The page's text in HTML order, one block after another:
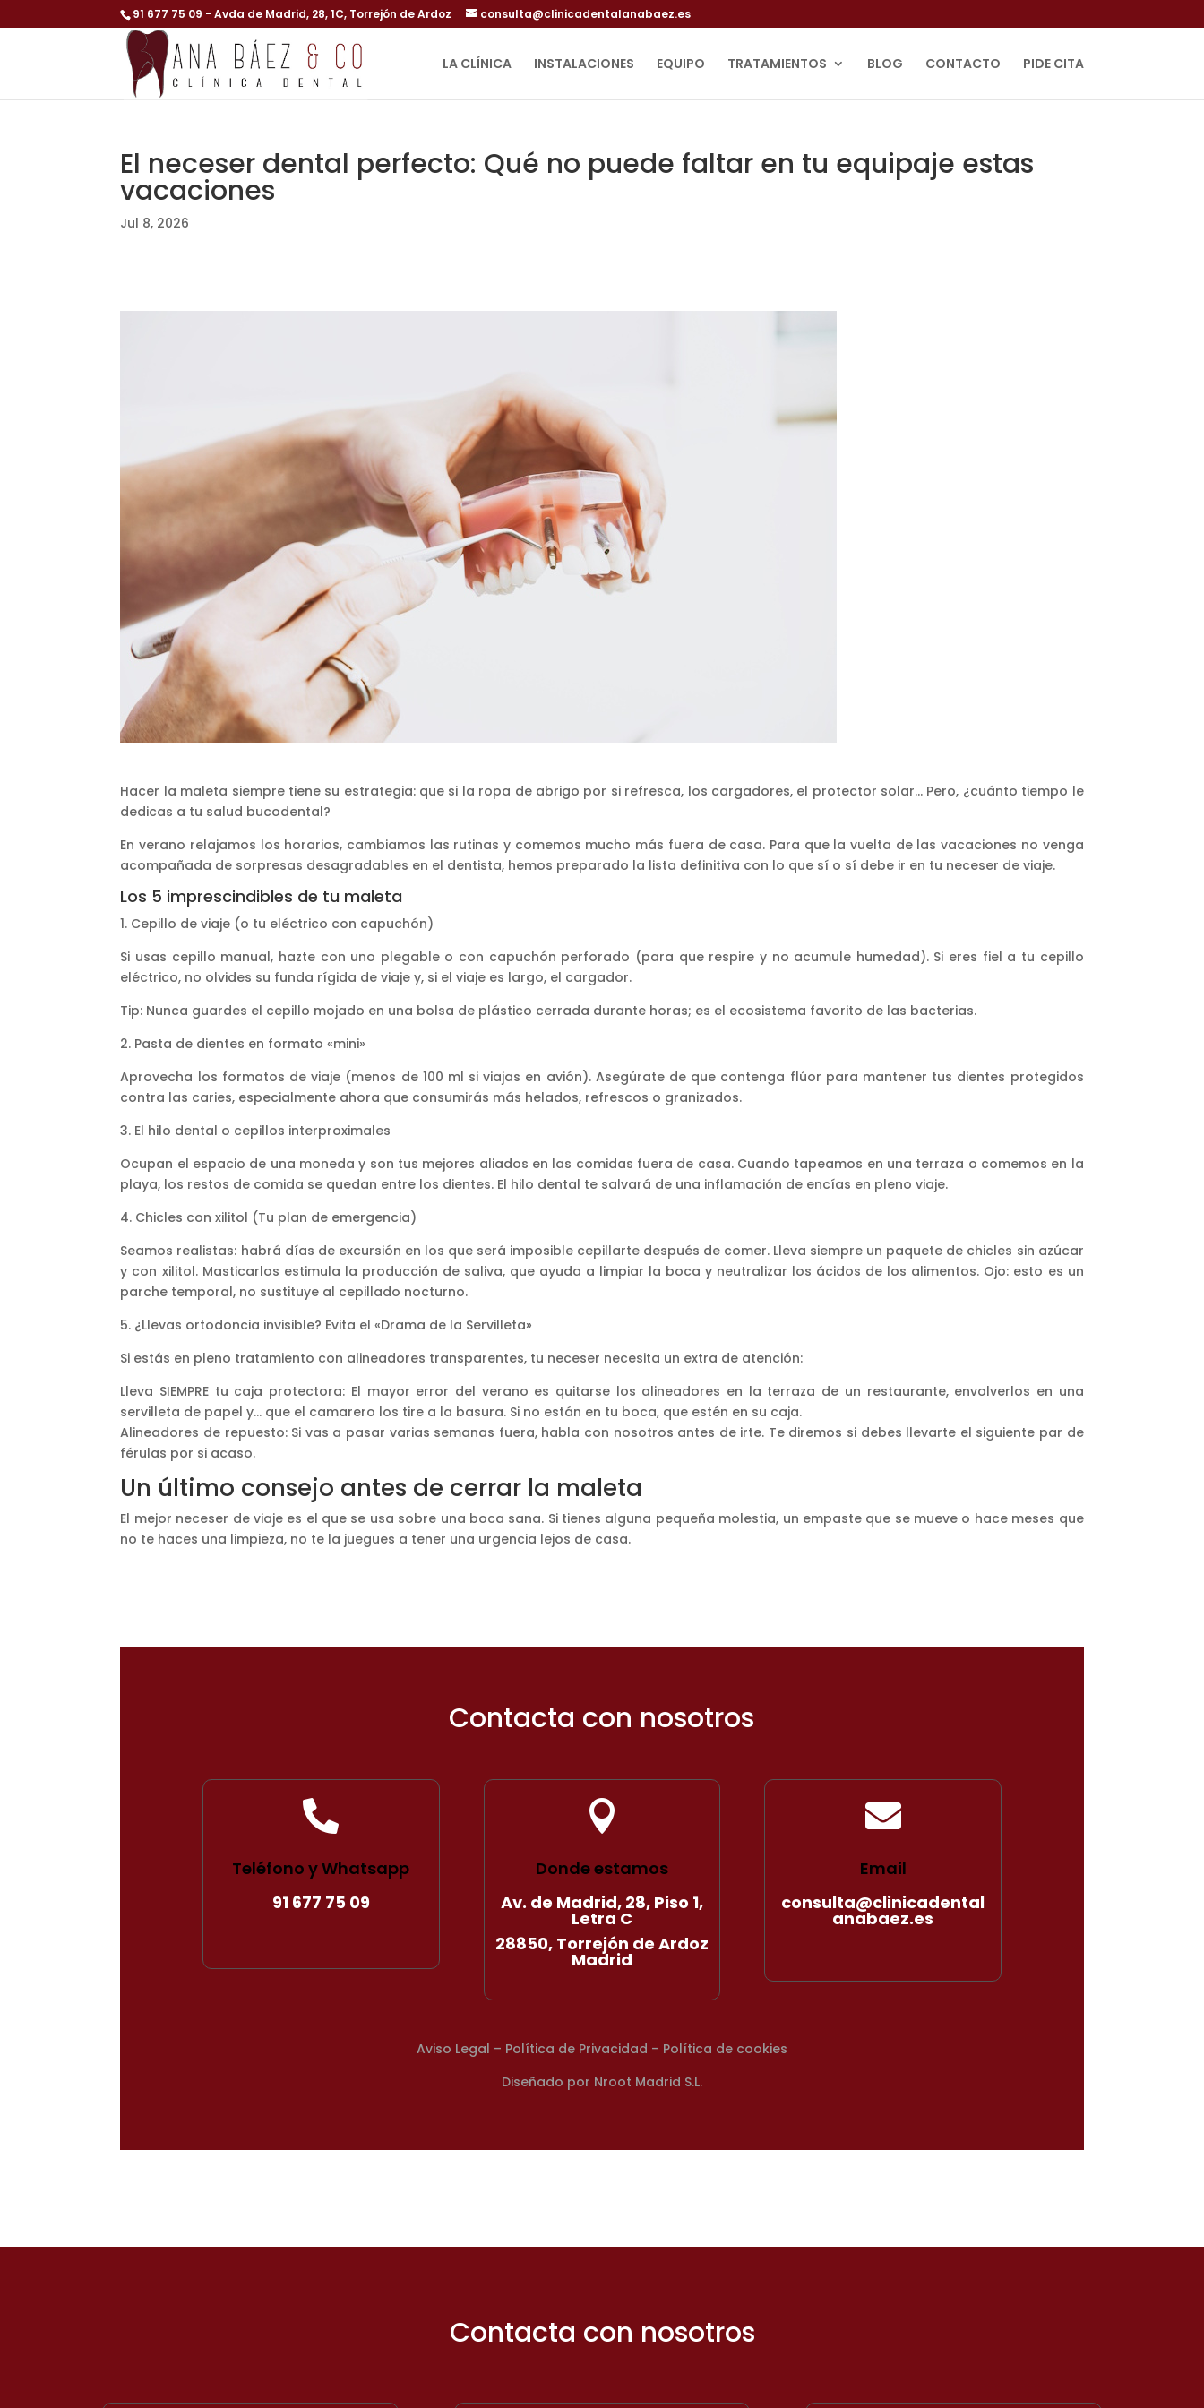
91 677 75 09 - Avda de Madrid, 28, 1C, Torrejón de Ardoz consulta@clinicadentalanabaez.es
LA CLÍNICA INSTALACIONES EQUIPO TRATAMIENTOS BLOG CONTACTO PIDE CITA
El neceser dental perfecto: Qué no puede faltar en tu equipaje estas
vacaciones
Jul 8, 2026
Hacer la maleta siempre tiene su estrategia: que si la ropa de abrigo por si refresca, los cargadores, el protector solar… Pero, ¿cuánto tiempo le
dedicas a tu salud bucodental?
En verano relajamos los horarios, cambiamos las rutinas y comemos mucho más fuera de casa. Para que la vuelta de las vacaciones no venga
acompañada de sorpresas desagradables en el dentista, hemos preparado la lista definitiva con lo que sí o sí debe ir en tu neceser de viaje.
Los 5 imprescindibles de tu maleta
1. Cepillo de viaje (o tu eléctrico con capuchón)
Si usas cepillo manual, hazte con uno plegable o con capuchón perforado (para que respire y no acumule humedad). Si eres fiel a tu cepillo
eléctrico, no olvides su funda rígida de viaje y, si el viaje es largo, el cargador.
Tip: Nunca guardes el cepillo mojado en una bolsa de plástico cerrada durante horas; es el ecosistema favorito de las bacterias.
2. Pasta de dientes en formato «mini»
Aprovecha los formatos de viaje (menos de 100 ml si viajas en avión). Asegúrate de que contenga flúor para mantener tus dientes protegidos
contra las caries, especialmente ahora que consumirás más helados, refrescos o granizados.
3. El hilo dental o cepillos interproximales
Ocupan el espacio de una moneda y son tus mejores aliados en las comidas fuera de casa. Cuando tapeamos en una terraza o comemos en la
playa, los restos de comida se quedan entre los dientes. El hilo dental te salvará de una inflamación de encías en pleno viaje.
4. Chicles con xilitol (Tu plan de emergencia)
Seamos realistas: habrá días de excursión en los que será imposible cepillarte después de comer. Lleva siempre un paquete de chicles sin azúcar
y con xilitol. Masticarlos estimula la producción de saliva, que ayuda a limpiar la boca y neutralizar los ácidos de los alimentos. Ojo: esto es un
parche temporal, no sustituye al cepillado nocturno.
5. ¿Llevas ortodoncia invisible? Evita el «Drama de la Servilleta»
Si estás en pleno tratamiento con alineadores transparentes, tu neceser necesita un extra de atención:
Lleva SIEMPRE tu caja protectora: El mayor error del verano es quitarse los alineadores en la terraza de un restaurante, envolverlos en una
servilleta de papel y… que el camarero los tire a la basura. Si no están en tu boca, que estén en su caja.
Alineadores de repuesto: Si vas a pasar varias semanas fuera, habla con nosotros antes de irte. Te diremos si debes llevarte el siguiente par de
férulas por si acaso.
Un último consejo antes de cerrar la maleta
El mejor neceser de viaje es el que se usa sobre una boca sana. Si tienes alguna pequeña molestia, un empaste que se mueve o hace meses que
no te haces una limpieza, no te la juegues a tener una urgencia lejos de casa.
Contacta con nosotros

Teléfono y Whatsapp
91 677 75 09

Donde estamos
Av. de Madrid, 28, Piso 1,
Letra C
28850, Torrejón de Ardoz
Madrid

Email
consulta@clinicadental
anabaez.es
Aviso Legal – Política de Privacidad – Política de cookies
Diseñado por Nroot Madrid S.L.
Contacta con nosotros